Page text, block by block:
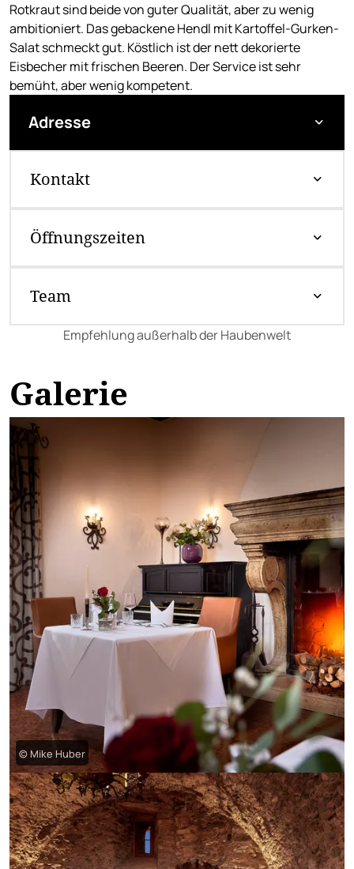
Rotkraut sind beide von guter Qualität, aber zu wenig
ambitioniert. Das gebackene Hendl mit Kartoffel-Gurken-
Salat schmeckt gut. Köstlich ist der nett dekorierte
Eisbecher mit frischen Beeren. Der Service ist sehr
bemüht, aber wenig kompetent.
Adresse
Kontakt
Öffnungszeiten
Team
Empfehlung außerhalb der Haubenwelt
Galerie
© Mike Huber